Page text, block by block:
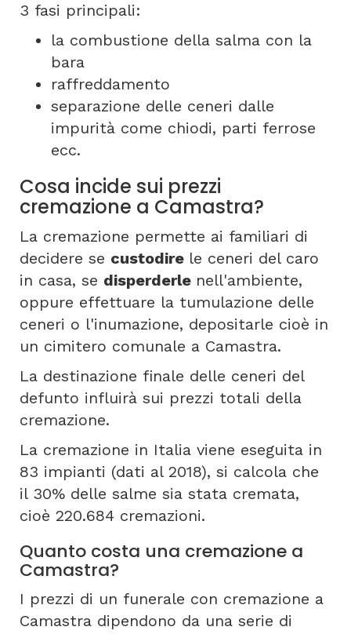
3 fasi principali:
la combustione della salma con la
bara
raffreddamento
separazione delle ceneri dalle
impurità come chiodi, parti ferrose
ecc.
Cosa incide sui prezzi
cremazione a Camastra?
La cremazione permette ai familiari di
decidere se custodire le ceneri del caro
in casa, se disperderle nell'ambiente,
oppure effettuare la tumulazione delle
ceneri o l'inumazione, depositarle cioè in
un cimitero comunale a Camastra.
La destinazione finale delle ceneri del
defunto influirà sui prezzi totali della
cremazione.
La cremazione in Italia viene eseguita in
83 impianti (dati al 2018), si calcola che
il 30% delle salme sia stata cremata,
cioè 220.684 cremazioni.
Quanto costa una cremazione a
Camastra?
I prezzi di un funerale con cremazione a
Camastra dipendono da una serie di